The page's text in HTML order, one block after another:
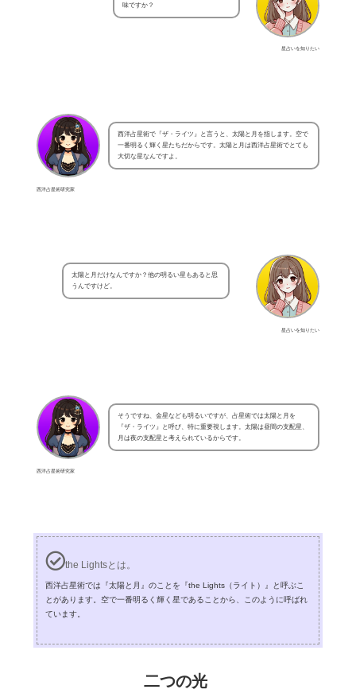
星占いを知りたい
味ですか？
西洋占星術研究家
西洋占星術で『ザ・ライツ』と言うと、太陽と月を指します。空で
一番明るく輝く星たちだからです。太陽と月は西洋占星術でとても
大切な星なんですよ。
星占いを知りたい
太陽と月だけなんですか？他の明るい星もあると思
うんですけど。
西洋占星術研究家
そうですね、金星なども明るいですが、占星術では太陽と月を
『ザ・ライツ』と呼び、特に重要視します。太陽は昼間の支配星、
月は夜の支配星と考えられているからです。
the Lightsとは。
西洋占星術では『太陽と月』のことを『the Lights（ライト）』と呼ぶこ
とがあります。空で一番明るく輝く星であることから、このように呼ばれ
ています。
二つの光